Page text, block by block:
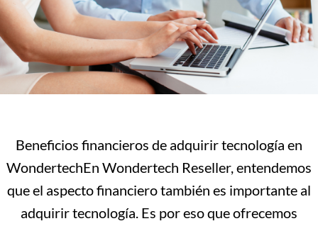
Beneficios financieros de adquirir tecnología en
WondertechEn Wondertech Reseller, entendemos
que el aspecto financiero también es importante al
adquirir tecnología. Es por eso que ofrecemos